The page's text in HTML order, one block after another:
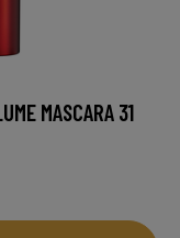
MASCARA 31